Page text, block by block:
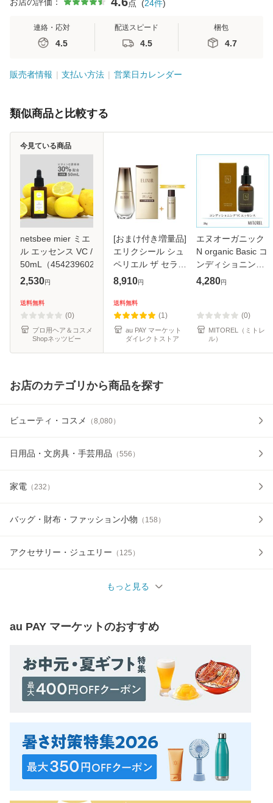
点 (24件)
連絡・応対
4.5
配送スピード
4.5
梱包
4.7
販売者情報 支払い方法 営業日カレンダー
類似商品と比較する
netsbee mier ミエ
ル エッセンス VC /
50mL（4542396020782）
2,530円
送料無料
(0)
プロ用ヘア＆コスメ
Shopネッツビー
今見ている商品
[おまけ付き増量品]
エリクシール シュ
ペリエル ザ セラム
美容液 aa 50mL ＋
イジングケア 医薬
部外品 資生堂
8,910円
送料無料
(1)
au PAY マーケット
ダイレクトストア
エヌオーガニック
N organic Basic コ
ンディショニング
VCエッセンス 30g
4,280円
(0)
MITOREL（ミトレ
ル）
お店のカテゴリから商品を探す
ビューティ・コスメ （8,080）
日用品・文房具・手芸用品 （556 ）
家電 （232 ）
バッグ・財布・ファッション小物 （ 158 ）
アクセサリー・ジュエリー （ 125 ）
もっと見る
au PAY マーケットのおすすめ